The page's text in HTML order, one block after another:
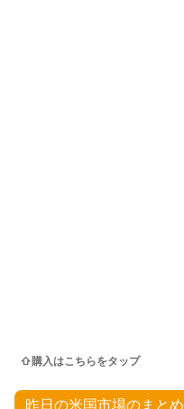
⇧購入はこちらをタップ
昨日の米国市場のまとめ